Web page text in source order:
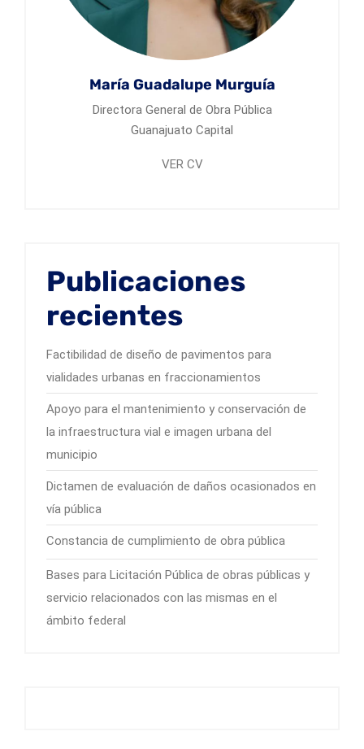
María Guadalupe Murguía
Directora General de Obra Pública
Guanajuato Capital
VER CV
Publicaciones
recientes
Factibilidad de diseño de pavimentos para
vialidades urbanas en fraccionamientos
Apoyo para el mantenimiento y conservación de
la infraestructura vial e imagen urbana del
municipio
Dictamen de evaluación de daños ocasionados en
vía pública
Constancia de cumplimiento de obra pública
Bases para Licitación Pública de obras públicas y
servicio relacionados con las mismas en el
ámbito federal